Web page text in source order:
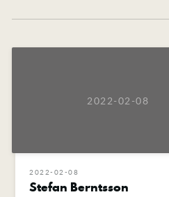
2022-02-08
2022-02-08
Stefan Berntsson